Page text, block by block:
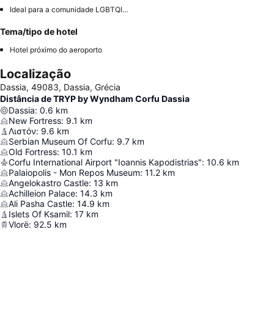
Ideal para a comunidade LGBTQIA+
Tema/tipo de hotel
Hotel próximo do aeroporto
Localização
Dassia, 49083, Dassia, Grécia
Distância de TRYP by Wyndham Corfu Dassia
Dassia: 0.6 km
New Fortress: 9.1 km
Λιστόν: 9.6 km
Serbian Museum Of Corfu: 9.7 km
Old Fortress: 10.1 km
Corfu International Airport "Ioannis Kapodistrias": 10.6 km
Palaiopolis - Mon Repos Museum: 11.2 km
Angelokastro Castle: 13 km
Achilleion Palace: 14.3 km
Ali Pasha Castle: 14.9 km
Islets Of Ksamil: 17 km
Vlorë: 92.5 km